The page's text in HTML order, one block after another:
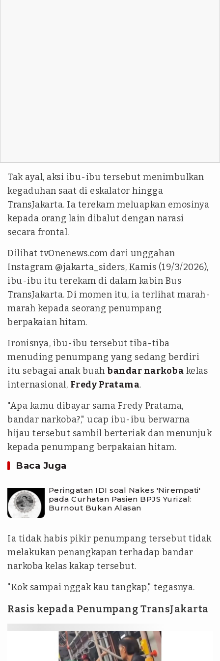
Tak ayal, aksi ibu-ibu tersebut menimbulkan
kegaduhan saat di eskalator hingga
TransJakarta. Ia terekam meluapkan emosinya
kepada orang lain dibalut dengan narasi
secara frontal.
Dilihat tvOnenews.com dari unggahan
Instagram @jakarta_siders, Kamis (19/3/2026),
ibu-ibu itu terekam di dalam kabin Bus
TransJakarta. Di momen itu, ia terlihat marah-
marah kepada seorang penumpang
berpakaian hitam.
Ironisnya, ibu-ibu tersebut tiba-tiba
menuding penumpang yang sedang berdiri
itu sebagai anak buah bandar narkoba kelas
internasional, Fredy Pratama.
"Apa kamu dibayar sama Fredy Pratama,
bandar narkoba?," ucap ibu-ibu berwarna
hijau tersebut sambil berteriak dan menunjuk
kepada penumpang berpakaian hitam.
Baca Juga
Peringatan IDI soal Nakes 'Nirempati'
pada Curhatan Pasien BPJS Yurizal:
Burnout Bukan Alasan
Ia tidak habis pikir penumpang tersebut tidak
melakukan penangkapan terhadap bandar
narkoba kelas kakap tersebut.
"Kok sampai nggak kau tangkap," tegasnya.
Rasis kepada Penumpang TransJakarta